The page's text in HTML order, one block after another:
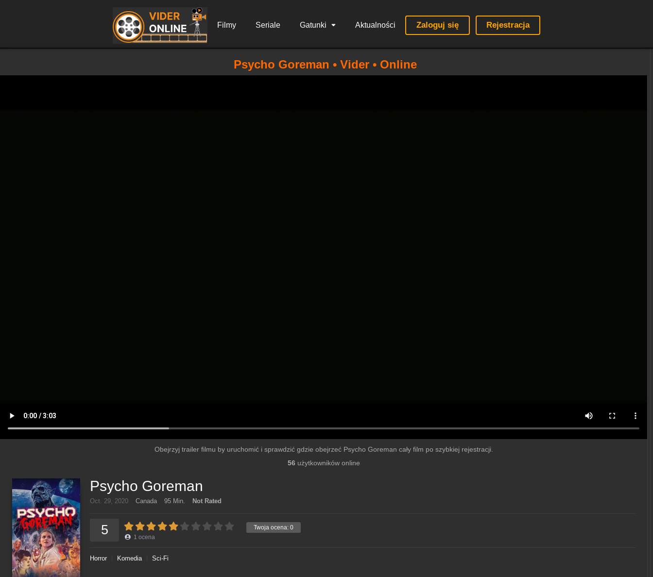
Filmy Seriale Gatunki Aktualności Zaloguj się Rejestracja
Psycho Goreman • Vider • Online
Obejrzyj trailer filmu by uruchomić i sprawdzić gdzie obejrzeć Psycho Goreman cały film po szybkiej rejestracji.
56użytkowników online
Psycho Goreman
Oct. 29, 2020 Canada 95 Min. Not Rated
Twoja ocena: 0
5 1 ocena
Horror Komedia Sci-Fi